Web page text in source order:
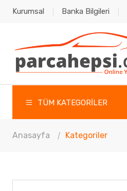
Kurumsal Banka Bilgileri
TÜM KATEGORİLER
Anasayfa Kategoriler